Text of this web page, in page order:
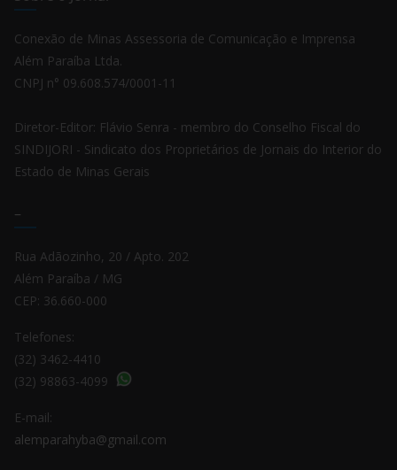
Conexão de Minas Assessoria de Comunicação e Imprensa
Além Paraíba Ltda.
CNPJ n° 09.608.574/0001-11
Diretor-Editor: Flávio Senra - membro do Conselho Fiscal do
SINDIJORI - Sindicato dos Proprietários de Jornais do Interior do
Estado de Minas Gerais
–
Rua Adãozinho, 20 / Apto. 202
Além Paraíba / MG
CEP: 36.660-000
Telefones:
(32) 3462-4410
(32) 98863-4099
E-mail:
alemparahyba@gmail.com